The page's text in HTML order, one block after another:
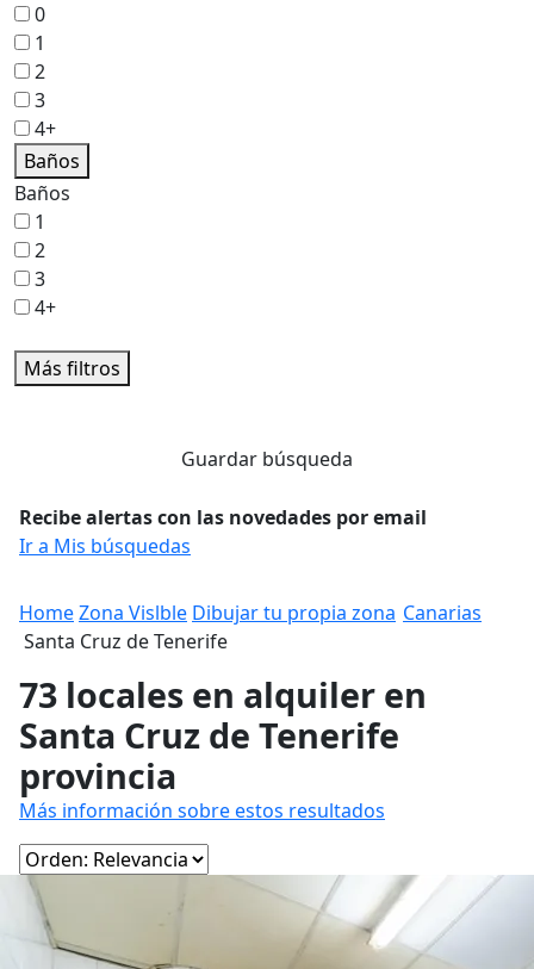
0
1
2
3
4+
Baños
Baños
1
2
3
4+
Más filtros
Guardar búsqueda
Recibe alertas con las novedades por email
Ir a Mis búsquedas
HomeZona Vislble Dibujar tu propia zona Canarias
Santa Cruz de Tenerife
73 locales en alquiler en
Santa Cruz de Tenerife
provincia
Más información sobre estos resultados